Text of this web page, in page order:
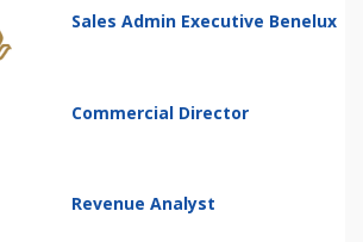
Sales Admin Executive Benelux
Commercial Director
Revenue Analyst